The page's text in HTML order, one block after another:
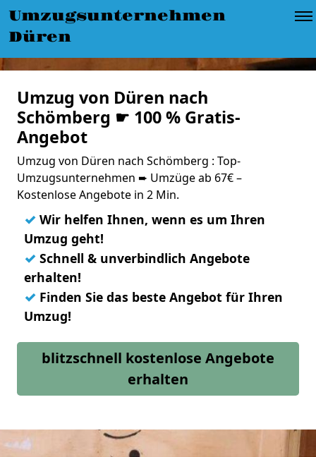
Umzugsunternehmen
Düren
Umzug von Düren nach
Schömberg ☛ 100 % Gratis-
Angebot
Umzug von Düren nach Schömberg : Top-
Umzugsunternehmen ➨ Umzüge ab 67€ –
Kostenlose Angebote in 2 Min.
✓ Wir helfen Ihnen, wenn es um Ihren
Umzug geht!
✓ Schnell & unverbindlich Angebote
erhalten!
✓ Finden Sie das beste Angebot für Ihren
Umzug!
blitzschnell kostenlose Angebote
erhalten